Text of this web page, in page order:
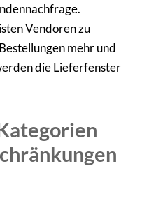
Vendoren zu
mehr und
die Lieferfenster